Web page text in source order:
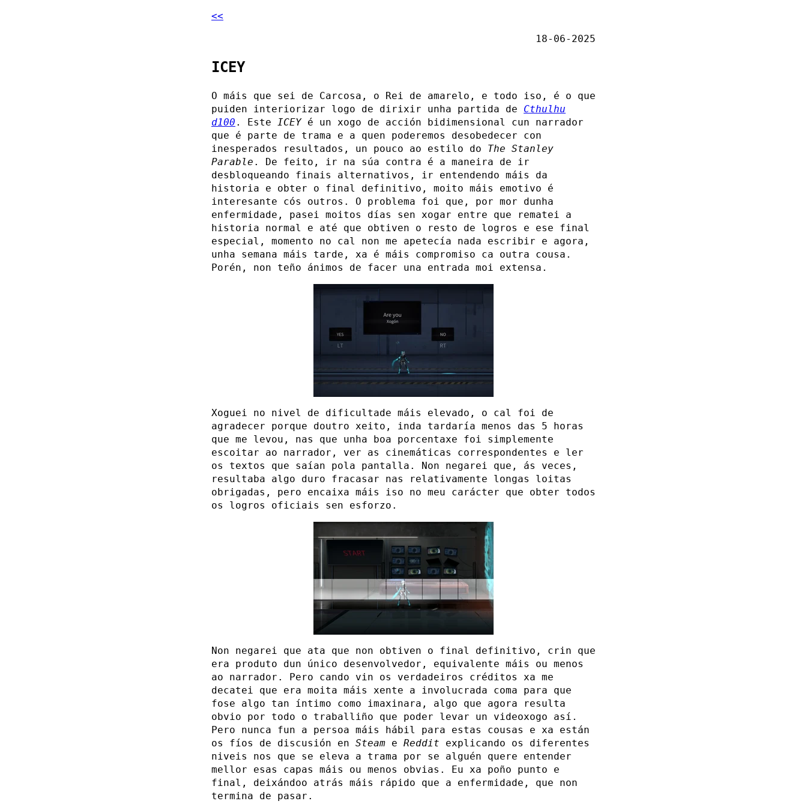
<<
18-06-2025
ICEY
O máis que sei de Carcosa, o Rei de amarelo, e todo iso, é o que
puiden interiorizar logo de dirixir unha partida de Cthulhu
d100 . Este ICEYé un xogo de acción bidimensional cun narrador
que é parte de trama e a quen poderemos desobedecer con
inesperados resultados, un pouco ao estilo do The Stanley
Parable . De feito, ir na súa contra é a maneira de ir
desbloqueando finais alternativos, ir entendendo máis da
historia e obter o final definitivo, moito máis emotivo é
interesante cós outros. O problema foi que, por mor dunha
enfermidade, pasei moitos días sen xogar entre que rematei a
historia normal e até que obtiven o resto de logros e ese final
especial, momento no cal non me apetecía nada escribir e agora,
unha semana máis tarde, xa é máis compromiso ca outra cousa.
Porén, non teño ánimos de facer una entrada moi extensa.
Xoguei no nivel de dificultade máis elevado, o cal foi de
agradecer porque doutro xeito, inda tardaría menos das 5 horas
que me levou, nas que unha boa porcentaxe foi simplemente
escoitar ao narrador, ver as cinemáticas correspondentes e ler
os textos que saían pola pantalla. Non negarei que, ás veces,
resultaba algo duro fracasar nas relativamente longas loitas
obrigadas, pero encaixa máis iso no meu carácter que obter todos
os logros oficiais sen esforzo.
Non negarei que ata que non obtiven o final definitivo, crin que
era produto dun único desenvolvedor, equivalente máis ou menos
ao narrador. Pero cando vin os verdadeiros créditos xa me
decatei que era moita máis xente a involucrada coma para que
fose algo tan íntimo como imaxinara, algo que agora resulta
obvio por todo o traballiño que poder levar un videoxogo así.
Pero nunca fun a persoa máis hábil para estas cousas e xa están
os fíos de discusión en Steam e Reddit explicando os diferentes
niveis nos que se eleva a trama por se alguén quere entender
mellor esas capas máis ou menos obvias. Eu xa poño punto e
final, deixándoo atrás máis rápido que a enfermidade, que non
termina de pasar.